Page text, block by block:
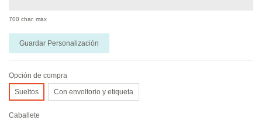
700 char. max
Guardar Personalización
Opción de compra
Sueltos
Con envoltorio y etiqueta
Caballete